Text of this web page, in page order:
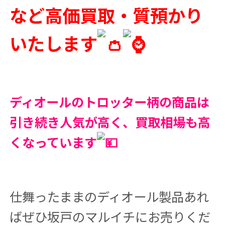
など高価買取・質預かり
いたします
ディオールのトロッター柄の商品は
引き続き人気が高く、買取相場も高
くなっています
仕舞ったままのディオール製品あれ
ばぜひ坂戸のマルイチにお売りくだ